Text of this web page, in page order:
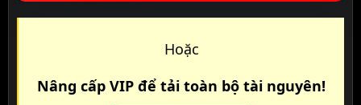
Hoặc
Nâng cấp VIP để tải toàn bộ tài nguyên!